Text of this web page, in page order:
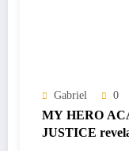
Gabriel 0
MY HERO
JUSTICE